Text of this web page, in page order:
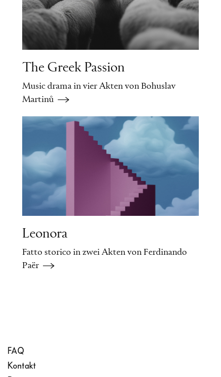
The Greek Passion
Music drama in vier Akten von Bohuslav
Martinů
Leonora
Fatto storico in zwei Akten von Ferdinando
Paër
FAQ
Kontakt